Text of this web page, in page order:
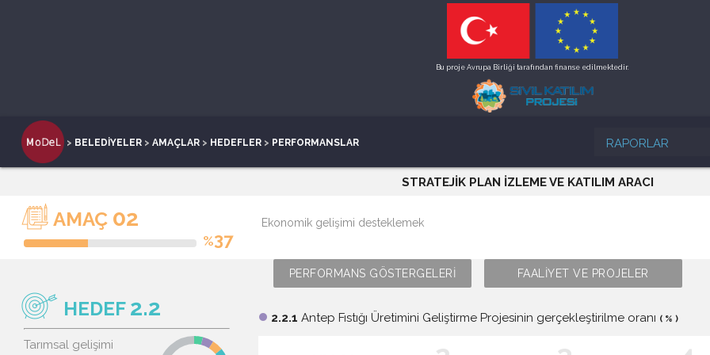
Bu proje Avrupa Birliği tarafından finanse edilmektedir.
> BELEDİYELER > AMAÇLAR > HEDEFLER > PERFORMANSLAR RAPORLAR
STRATEJİK PLAN İZLEME VE KATILIM ARACI
AMAÇ 02
%37
Ekonomik gelişimi desteklemek
PERFORMANS GÖSTERGELERİ FAALİYET VE PROJELER
HEDEF 2.2
Tarımsal gelişimi
brightness_1 2.2.1 Antep Fıstığı Üretimini Geliştirme Projesinin gerçekleştirilme oranı ( % )